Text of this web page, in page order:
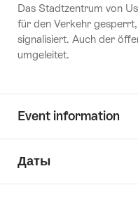
Das Stadtzentrum von
für den Verkehr
signalisiert. Auch der
umgeleitet.
Event information
Даты